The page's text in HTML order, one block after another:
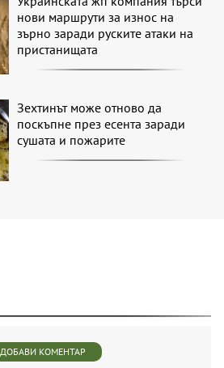
нови маршрути за износ на
зърно заради руските атаки на
пристанищата
Зехтинът може отново да
поскъпне през есента заради
сушата и пожарите
ДОБАВИ КОМЕНТАР